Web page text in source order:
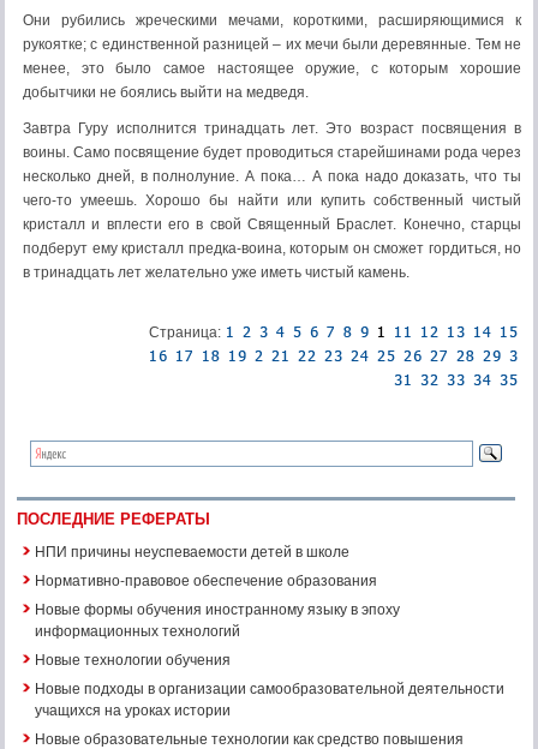
Они рубились жреческими мечами, короткими, расширяющимися к
рукоятке; с единственной разницей – их мечи были деревянные. Тем не
менее, это было самое настоящее оружие, с которым хорошие
добытчики не боялись выйти на медведя.
Завтра Гуру исполнится тринадцать лет. Это возраст посвящения в
воины. Само посвящение будет проводиться старейшинами рода через
несколько дней, в полнолуние. А пока… А пока надо доказать, что ты
чего-то умеешь. Хорошо бы найти или купить собственный чистый
кристалл и вплести его в свой Священный Браслет. Конечно, старцы
подберут ему кристалл предка-воина, которым он сможет гордиться, но
в тринадцать лет желательно уже иметь чистый камень.
Страница:
ПОСЛЕДНИЕ РЕФЕРАТЫ
НПИ причины неуспеваемости детей в школе
Нормативно-правовое обеспечение образования
Новые формы обучения иностранному языку в эпоху
информационных технологий
Новые технологии обучения
Новые подходы в организации самообразовательной деятельности
учащихся на уроках истории
Новые образовательные технологии как средство повышения